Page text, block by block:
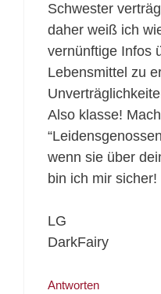
Schwester
daher weiß ich
vernünftige Infos
Lebensmittel zu
Also klasse!
wenn sie über
bin ich mir sicher!
LG
DarkFairy
Antworten